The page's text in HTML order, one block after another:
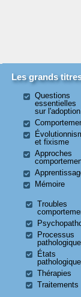
Les grands
Questions
essentielles
sur l'adoption
et fixisme
Approches
Mémoire
Troubles
Processus
États
Thérapies
Traitements